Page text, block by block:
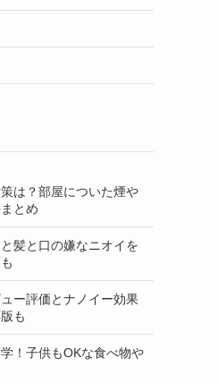
は？部屋についた煙や
とめ
髪と口の嫌なニオイを
ー評価とナノイー効果
も
！子供もOKな食べ物や